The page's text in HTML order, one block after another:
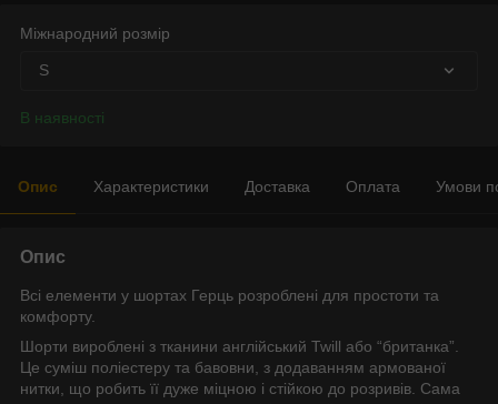
Міжнародний розмір
S
В наявності
Опис Характеристики Доставка Оплата Умови
Опис
Всі елементи у шортах Герць розроблені для простоти та
комфорту.
Шорти вироблені з тканини англійський Twill або “британка”.
Це суміш поліестеру та бавовни, з додаванням армованої
нитки, що робить її дуже міцною і стійкою до розривів. Сама